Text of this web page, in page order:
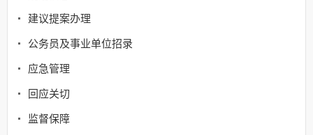
建议提案办理
公务员及事业单位招录
应急管理
回应关切
监督保障